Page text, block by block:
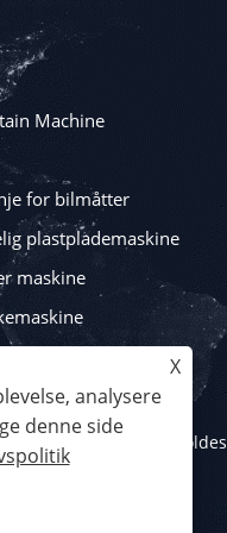
Machine
for bilmåtter
plastplademaskine
maskine
Alle rettigheder forbeholdes
X
analysere
denne side